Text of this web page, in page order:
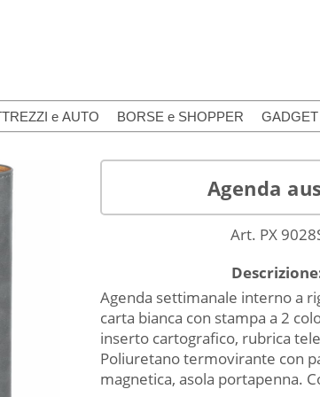
e AUTO BORSE e SHOPPER GADGET
Agenda
Art. PX
Agenda settimanale interno a
carta bianca con stampa a 2
inserto cartografico, rubrica
Poliuretano termovirante con
magnetica, asola portapenna.